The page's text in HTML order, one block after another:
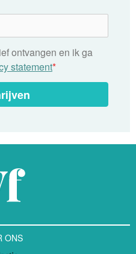
ontvangen en ik ga
statement*
ONS